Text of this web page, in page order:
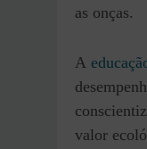
as onças.
A
valor